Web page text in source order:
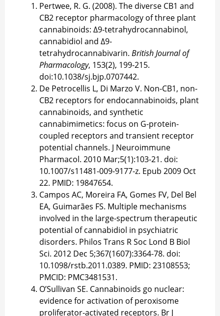
Pertwee, R. G. (2008). The diverse CB1 and
CB2 receptor pharmacology of three plant
cannabinoids: Δ9-tetrahydrocannabinol,
cannabidiol and Δ9-
tetrahydrocannabivarin. British Journal of
Pharmacology, 153(2), 199-215.
doi:10.1038/sj.bjp.0707442.
De Petrocellis L, Di Marzo V. Non-CB1, non-
CB2 receptors for endocannabinoids, plant
cannabinoids, and synthetic
cannabimimetics: focus on G-protein-
coupled receptors and transient receptor
potential channels. J Neuroimmune
Pharmacol. 2010 Mar;5(1):103-21. doi:
10.1007/s11481-009-9177-z. Epub 2009 Oct
22. PMID: 19847654.
Campos AC, Moreira FA, Gomes FV, Del Bel
EA, Guimarães FS. Multiple mechanisms
involved in the large-spectrum therapeutic
potential of cannabidiol in psychiatric
disorders. Philos Trans R Soc Lond B Biol
Sci. 2012 Dec 5;367(1607):3364-78. doi:
10.1098/rstb.2011.0389. PMID: 23108553;
PMCID: PMC3481531.
O’Sullivan SE. Cannabinoids go nuclear:
evidence for activation of peroxisome
proliferator-activated receptors. Br J